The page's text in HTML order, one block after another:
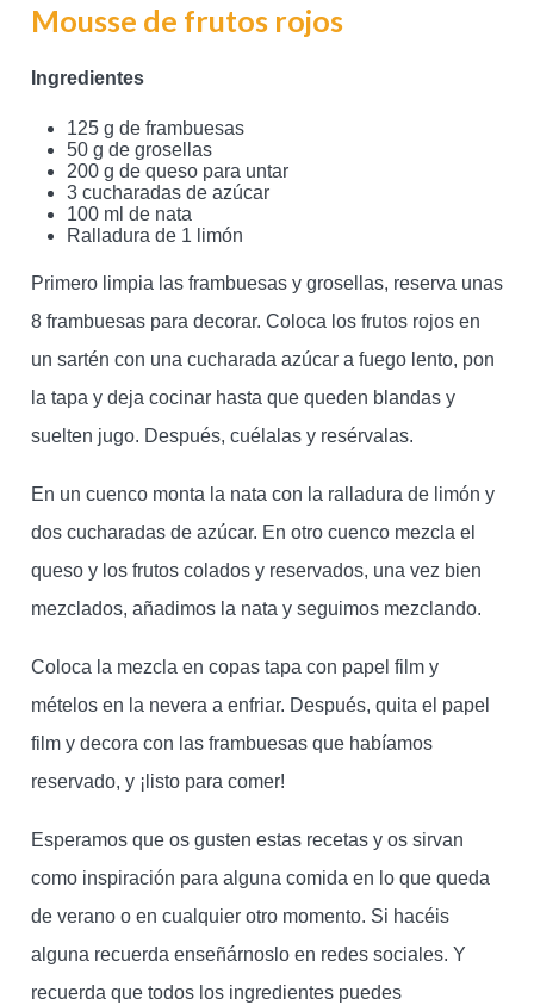
Mousse de frutos rojos
Ingredientes
125 g de frambuesas
50 g de grosellas
200 g de queso para untar
3 cucharadas de azúcar
100 ml de nata
Ralladura de 1 limón
Primero limpia las frambuesas y grosellas, reserva unas
8 frambuesas para decorar. Coloca los frutos rojos en
un sartén con una cucharada azúcar a fuego lento, pon
la tapa y deja cocinar hasta que queden blandas y
suelten jugo. Después, cuélalas y resérvalas.
En un cuenco monta la nata con la ralladura de limón y
dos cucharadas de azúcar. En otro cuenco mezcla el
queso y los frutos colados y reservados, una vez bien
mezclados, añadimos la nata y seguimos mezclando.
Coloca la mezcla en copas tapa con papel film y
mételos en la nevera a enfriar. Después, quita el papel
film y decora con las frambuesas que habíamos
reservado, y ¡listo para comer!
Esperamos que os gusten estas recetas y os sirvan
como inspiración para alguna comida en lo que queda
de verano o en cualquier otro momento. Si hacéis
alguna recuerda enseñárnoslo en redes sociales. Y
recuerda que todos los ingredientes puedes